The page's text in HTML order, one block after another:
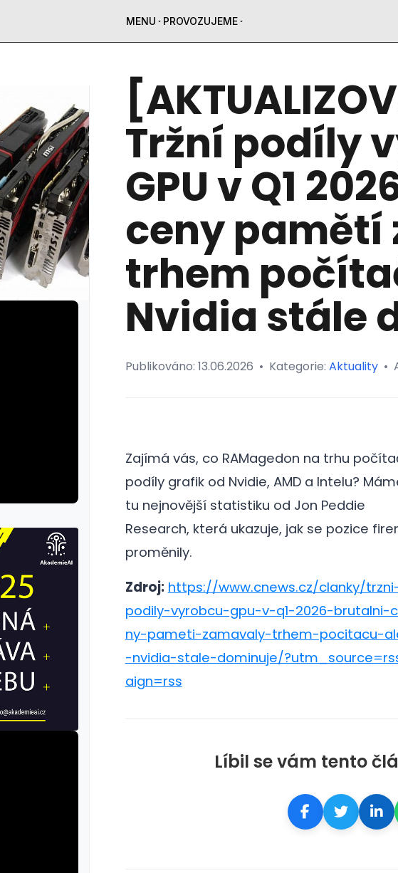
MENU PROVOZUJEME
Tržní podíly
GPU v Q1
ceny pamětí
trhem
Nvidia stále
Publikováno: 13.06.2026 • Kategorie: Aktuality •
Zajímá vás, co RAMagedon na trhu
podíly grafik od Nvidie, AMD a Intelu?
tu nejnovější statistiku od Jon Peddie
Research, která ukazuje, jak se pozice
proměnily.
Zdroj: https://www.cnews.cz/clanky/
podily-vyrobcu-gpu-v-q1-2026-brutalni-
ny-pameti-zamavaly-trhem-pocitacu-
-nvidia-stale-dominuje/
aign=rss
Líbil se vám tento